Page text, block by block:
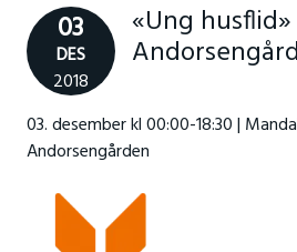
03
DES
2018
«Ung
03. desember kl 00:00-18:30 |
Andorsengården